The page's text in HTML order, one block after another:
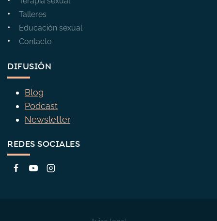
Talleres
Educación sexual
Contacto
DIFUSIÓN
Blog
Podcast
Newsletter
REDES SOCIALES